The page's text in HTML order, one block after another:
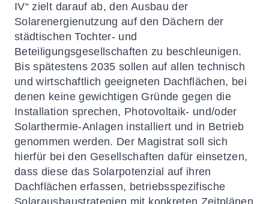
IV“ zielt darauf ab, den Ausbau der
Solarenergienutzung auf den Dächern der
städtischen Tochter- und
Beteiligungsgesellschaften zu beschleunigen.
Bis spätestens 2035 sollen auf allen technisch
und wirtschaftlich geeigneten Dachflächen, bei
denen keine gewichtigen Gründe gegen die
Installation sprechen, Photovoltaik- und/oder
Solarthermie-Anlagen installiert und in Betrieb
genommen werden. Der Magistrat soll sich
hierfür bei den Gesellschaften dafür einsetzen,
dass diese das Solarpotenzial auf ihren
Dachflächen erfassen, betriebsspezifische
Solarausbaustrategien mit konkreten Zeitplänen